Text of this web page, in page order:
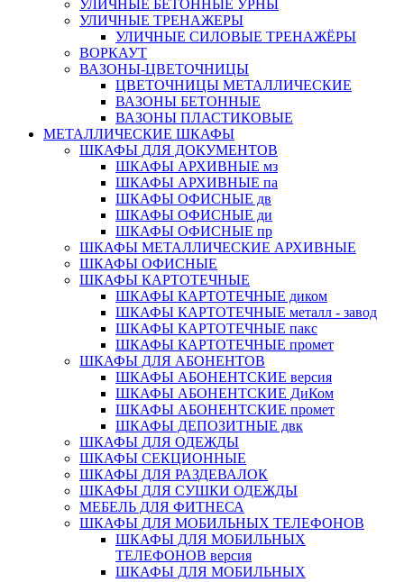
УЛИЧНЫЕ БЕТОННЫЕ УРНЫ
УЛИЧНЫЕ ТРЕНАЖЕРЫ
УЛИЧНЫЕ СИЛОВЫЕ ТРЕНАЖЁРЫ
ВОРКАУТ
ВАЗОНЫ-ЦВЕТОЧНИЦЫ
ЦВЕТОЧНИЦЫ МЕТАЛЛИЧЕСКИЕ
ВАЗОНЫ БЕТОННЫЕ
ВАЗОНЫ ПЛАСТИКОВЫЕ
МЕТАЛЛИЧЕСКИЕ ШКАФЫ
ШКАФЫ ДЛЯ ДОКУМЕНТОВ
ШКАФЫ АРХИВНЫЕ мз
ШКАФЫ АРХИВНЫЕ па
ШКАФЫ ОФИСНЫЕ дв
ШКАФЫ ОФИСНЫЕ ди
ШКАФЫ ОФИСНЫЕ пр
ШКАФЫ МЕТАЛЛИЧЕСКИЕ АРХИВНЫЕ
ШКАФЫ ОФИСНЫЕ
ШКАФЫ КАРТОТЕЧНЫЕ
ШКАФЫ КАРТОТЕЧНЫЕ диком
ШКАФЫ КАРТОТЕЧНЫЕ металл - завод
ШКАФЫ КАРТОТЕЧНЫЕ пакс
ШКАФЫ КАРТОТЕЧНЫЕ промет
ШКАФЫ ДЛЯ АБОНЕНТОВ
ШКАФЫ АБОНЕНТСКИЕ версия
ШКАФЫ АБОНЕНТСКИЕ ДиКом
ШКАФЫ АБОНЕНТСКИЕ промет
ШКАФЫ ДЕПОЗИТНЫЕ двк
ШКАФЫ ДЛЯ ОДЕЖДЫ
ШКАФЫ СЕКЦИОННЫЕ
ШКАФЫ ДЛЯ РАЗДЕВАЛОК
ШКАФЫ ДЛЯ СУШКИ ОДЕЖДЫ
МЕБЕЛЬ ДЛЯ ФИТНЕСА
ШКАФЫ ДЛЯ МОБИЛЬНЫХ ТЕЛЕФОНОВ
ШКАФЫ ДЛЯ МОБИЛЬНЫХ
ТЕЛЕФОНОВ версия
ШКАФЫ ДЛЯ МОБИЛЬНЫХ